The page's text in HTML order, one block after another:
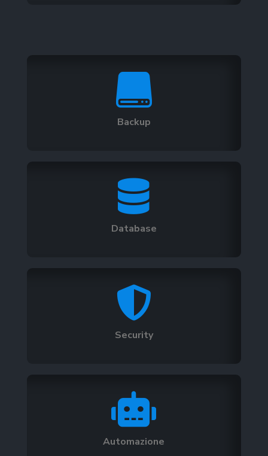

Backup

Database

Security

Automazione